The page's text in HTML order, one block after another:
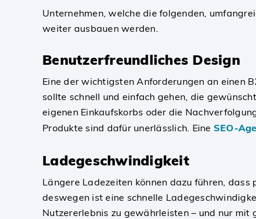
Unternehmen, welche die folgenden,
weiter ausbauen werden.
Benutzerfreundliches Design
Eine der wichtigsten Anforderungen an einen
sollte schnell und einfach gehen, die
eigenen Einkaufskorbs oder die
Produkte sind dafür unerlässlich. Eine SEO-
Ladegeschwindigkeit
Längere Ladezeiten können dazu führen,
deswegen ist eine schnelle
Nutzererlebnis zu gewährleisten – und nur mit